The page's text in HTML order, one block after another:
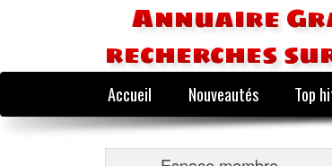
Annuaire
recherches
Accueil Nouveautés Top